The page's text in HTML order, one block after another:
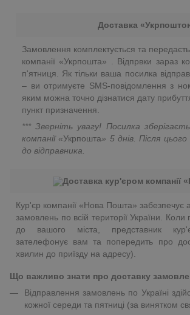
Доставка
Замовлення комплектується та
компанії «Укрпошта» . Відпрвки зараз
п'ятниця. Як тільки ваша посилка
– ви отримуєте SMS-повідомлення з
яким можна точно дізнатися дату
пункт призначення.
*** Зверніть увагу! Посилка
компанії «Укрпошта» 5 днів. Після
до відправника.
Доставка кур'єром компанії
Кур'єр компанії «Нова Пошта» забезпечує
замовлень по всій території України.
до вашого міста, представник
зателефонує вам та попередить про
хвилин до приїзду на адресу).
Що важливо знати про доставку
Відправлення замовлень по Україні
кожної середи та пятниці (за винятком